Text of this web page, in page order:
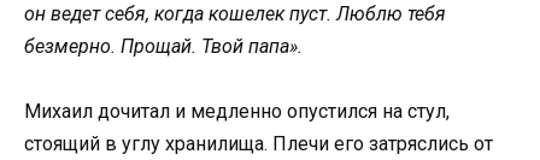
он ведет себя, когда кошелек пуст. Люблю тебя
безмерно. Прощай. Твой папа».
Михаил дочитал и медленно опустился на стул,
стоящий в углу хранилища. Плечи его затряслись от